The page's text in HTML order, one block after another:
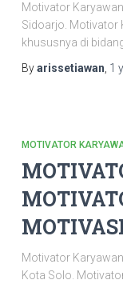
Motivator
Sidoarjo. Motivator
khususnya di
Byarissetiawan 1
MOTIVATOR
Motivator
Kota Solo.